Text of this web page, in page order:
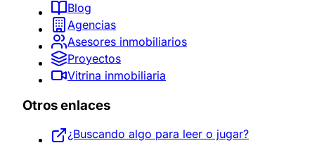
Blog
Agencias
Asesores inmobiliarios
Proyectos
Vitrina inmobiliaria
Otros enlaces
¿Buscando algo para leer o jugar?